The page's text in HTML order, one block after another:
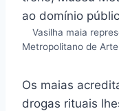
Vasilha maia
Metropolitano de
Os maias
drogas rituais